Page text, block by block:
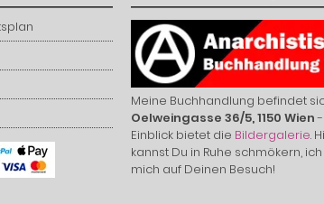
Meine Buchhandlung befindet
Oelweingasse 36/5, 1150 Wien
Einblick bietet die Bildergalerie.
kannst Du in Ruhe schmökern,
mich auf Deinen Besuch!